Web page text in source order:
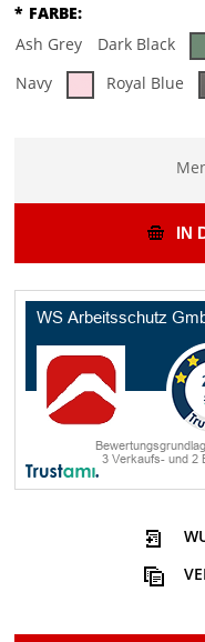
* FARBE:
Ash Grey
Dark Black
Navy
Royal Blue
IN